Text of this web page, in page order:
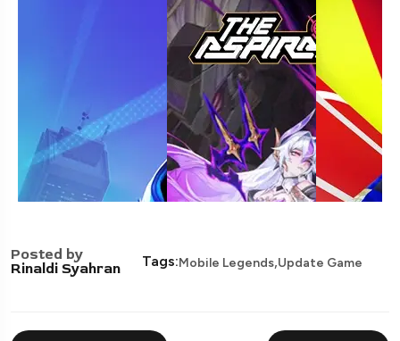
Posted by
Rinaldi Syahran
Tags:Mobile Legends,Update Game